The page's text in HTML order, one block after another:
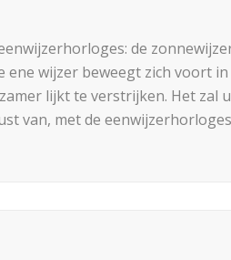
de
ene wijzer beweegt zich voort in
lijkt te verstrijken. Het zal u
van, met de